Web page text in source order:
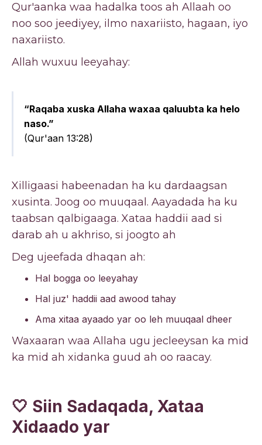
Qur'aanka waa hadalka toos ah Allaah oo
noo soo jeediyey, ilmo naxariisto, hagaan, iyo
naxariisto.
Allah wuxuu leeyahay:
“Raqaba xuska Allaha waxaa qaluubta ka helo
naso.”
(Qur'aan 13:28)
Xilligaasi habeenadan ha ku dardaagsan
xusinta. Joog oo muuqaal. Aayadada ha ku
taabsan qalbigaaga. Xataa haddii aad si
darab ah u akhriso, si joogto ah
Deg ujeefada dhaqan ah:
Hal bogga oo leeyahay
Hal juz' haddii aad awood tahay
Ama xitaa ayaado yar oo leh muuqaal dheer
Waxaaran waa Allaha ugu jecleeysan ka mid
ka mid ah xidanka guud ah oo raacay.
🤍 Siin Sadaqada, Xataa
Xidaado yar